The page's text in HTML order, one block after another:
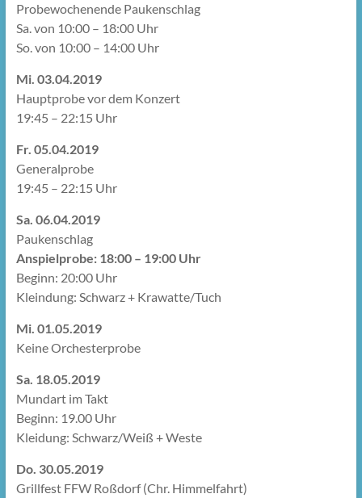
Probewochenende Paukenschlag
Sa. von 10:00 – 18:00 Uhr
So. von 10:00 – 14:00 Uhr
Mi. 03.04.2019
Hauptprobe vor dem Konzert
19:45 – 22:15 Uhr
Fr. 05.04.2019
Generalprobe
19:45 – 22:15 Uhr
Sa. 06.04.2019
Paukenschlag
Anspielprobe: 18:00 – 19:00 Uhr
Beginn: 20:00 Uhr
Kleindung: Schwarz + Krawatte/Tuch
Mi. 01.05.2019
Keine Orchesterprobe
Sa. 18.05.2019
Mundart im Takt
Beginn: 19.00 Uhr
Kleidung: Schwarz/Weiß + Weste
Do. 30.05.2019
Grillfest FFW Roßdorf (Chr. Himmelfahrt)